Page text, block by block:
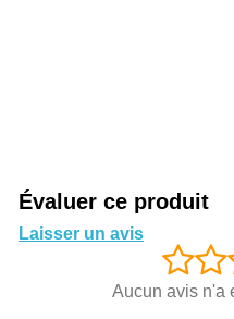
Évaluer ce produit
Laisser un avis
Aucun avis n'a